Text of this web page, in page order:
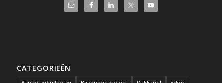
CATEGORIEËN